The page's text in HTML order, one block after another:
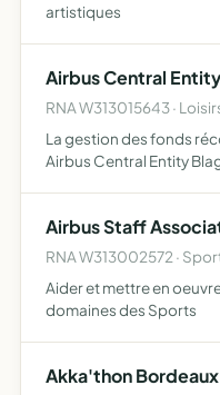
artistiques
Airbus Central
RNA W313015643 ·
La gestion des fonds
Airbus Central Entity
Airbus Staff
RNA W313002572 ·
Aider et mettre en
domaines des Sports
Akka'thon Bordeaux